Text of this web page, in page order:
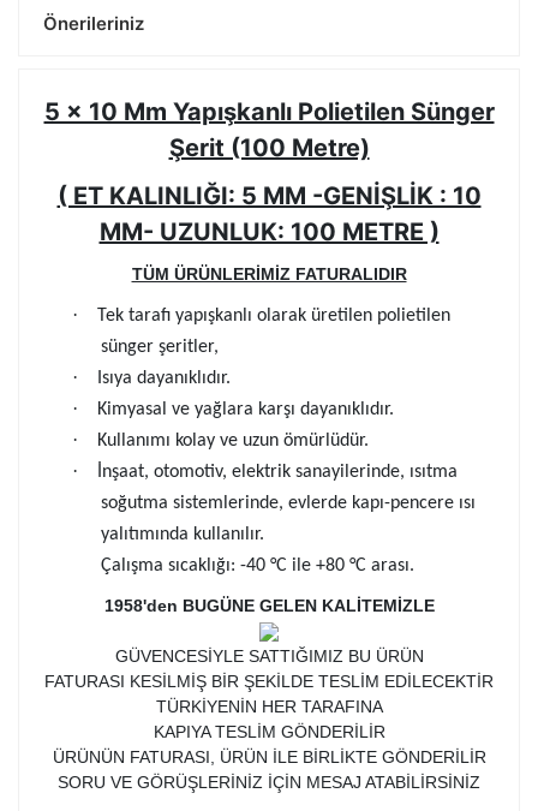
Önerileriniz
5 x 10 Mm Yapışkanlı Polietilen Sünger
Şerit (100 Metre)
( ET KALINLIĞI: 5 MM -GENİŞLİK : 10
MM- UZUNLUK: 100 METRE )
TÜM ÜRÜNLERİMİZ FATURALIDIR
·
Tek tarafı yapışkanlı olarak üretilen polietilen
sünger şeritler,
· Isıya dayanıklıdır.
· Kimyasal ve yağlara karşı dayanıklıdır.
· Kullanımı kolay ve uzun ömürlüdür.
·
İnşaat, otomotiv, elektrik sanayilerinde, ısıtma
soğutma sistemlerinde, evlerde kapı-pencere ısı
yalıtımında kullanılır.
Çalışma sıcaklığı: -40 °C ile +80 °C arası.
1958'den BUGÜNE GELEN KALİTEMİZLE
GÜVENCESİYLE SATTIĞIMIZ BU ÜRÜN
FATURASI KESİLMİŞ BİR ŞEKİLDE TESLİM EDİLECEKTİR
TÜRKİYENİN HER TARAFINA
KAPIYA TESLİM GÖNDERİLİR
ÜRÜNÜN FATURASI, ÜRÜN İLE BİRLİKTE GÖNDERİLİR
SORU VE GÖRÜŞLERİNİZ İÇİN MESAJ ATABİLİRSİNİZ